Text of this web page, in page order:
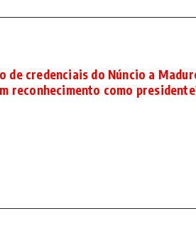
de credenciais do Núncio a
reconhecimento como